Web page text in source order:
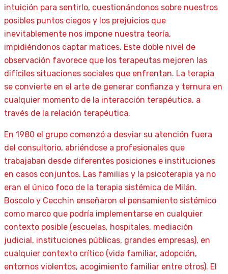
intuición para sentirlo, cuestionándonos sobre nuestros
posibles puntos ciegos y los prejuicios que
inevitablemente nos impone nuestra teoría,
impidiéndonos captar matices. Este doble nivel de
observación favorece que los terapeutas mejoren las
difíciles situaciones sociales que enfrentan. La terapia
se convierte en el arte de generar confianza y ternura en
cualquier momento de la interacción terapéutica, a
través de la relación terapéutica.
En 1980 el grupo comenzó a desviar su atención fuera
del consultorio, abriéndose a profesionales que
trabajaban desde diferentes posiciones e instituciones
en casos conjuntos. Las familias y la psicoterapia ya no
eran el único foco de la terapia sistémica de Milán.
Boscolo y Cecchin enseñaron el pensamiento sistémico
como marco que podría implementarse en cualquier
contexto posible (escuelas, hospitales, mediación
judicial, instituciones públicas, grandes empresas), en
cualquier contexto crítico (vida familiar, adopción,
entornos violentos, acogimiento familiar entre otros). El